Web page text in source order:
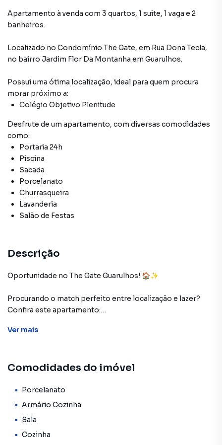
Apartamento à venda com 3 quartos, 1 suite, 1 vaga e 2
banheiros.
Localizado no Condomínio The Gate, em Rua Dona Tecla,
no bairro Jardim Flor Da Montanha em Guarulhos.
Possui uma ótima localização, ideal para quem procura
morar próximo a:
Colégio Objetivo Plenitude
Desfrute de um apartamento, com diversas comodidades
como:
Portaria 24h
Piscina
Sacada
Porcelanato
Churrasqueira
Lavanderia
Salão de Festas
Descrição
Oportunidade no The Gate Guarulhos! 🏠✨
Procurando o match perfeito entre localização e lazer?
Confira este apartamento:
✅ Varanda Gourmet Ampla com Churrasqueira
quadra e muito mais.
Tudo isso com a segurança de uma portaria 24h e a
exclusividade que só o The Gate oferece.
📍 Localização privilegiada em Guarulhos.
Ver mais
Comodidades do imóvel
Porcelanato
Armário Cozinha
Sala
Cozinha